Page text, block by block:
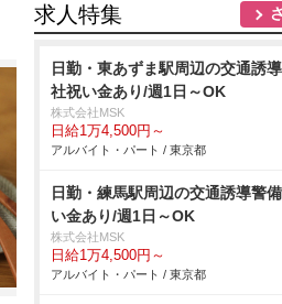
求人特集
日勤・東あずま駅周辺の交通誘
社祝い金あり/週1日～OK
株式会社MSK
日給1万4,500円～
アルバイト・パート / 東京都
日勤・練馬駅周辺の交通誘導警
い金あり/週1日～OK
株式会社MSK
日給1万4,500円～
アルバイト・パート / 東京都